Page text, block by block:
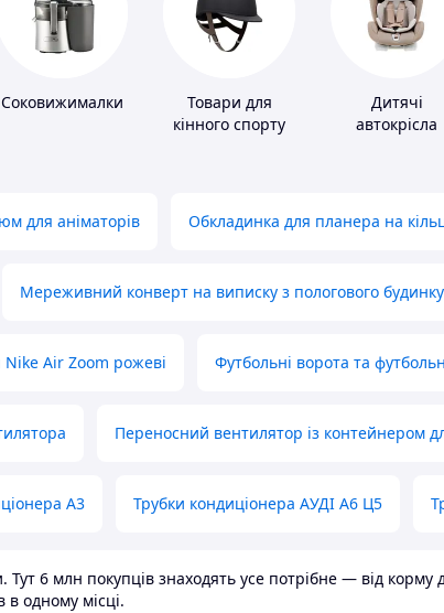
Соковижималки
Товари для
кінного спорту
Дитячі
автокрісла
для аніматорів Обкладинка для планера на
Мереживний конверт на виписку з пологового будинку
Nike Air Zoom рожеві Футбольні ворота та
Переносний вентилятор із контейнером
А3 Трубки кондиціонера АУДІ А6 Ц5
6 млн покупців знаходять усе потрібне — від корму
одному місці.